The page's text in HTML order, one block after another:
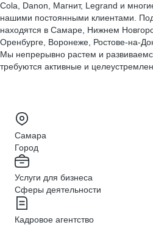
Cola, Danon, Магнит, Legrand и
нашими постоянными клиентами.
находятся в Самаре, Нижнем
Оренбурге, Воронеже, Ростове-на-
Мы непрерывно растем и
требуются активные и
Самара
Город
Услуги для бизнеса
Сферы деятельности
Кадровое агентство